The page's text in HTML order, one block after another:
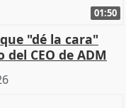
01:50
"dé la cara"
CEO de ADM